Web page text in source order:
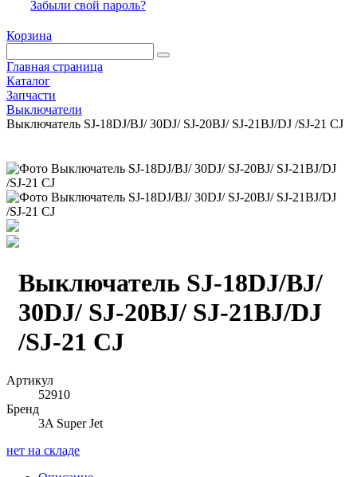
Забыли свой пароль?
Корзина
Главная страница
Каталог
Запчасти
Выключатели
Выключатель SJ-18DJ/BJ/ 30DJ/ SJ-20BJ/ SJ-21BJ/DJ /SJ-21 CJ
Выключатель SJ-18DJ/BJ/
30DJ/ SJ-20BJ/ SJ-21BJ/DJ
/SJ-21 CJ
Артикул
52910
Бренд
3A Super Jet
нет на складе